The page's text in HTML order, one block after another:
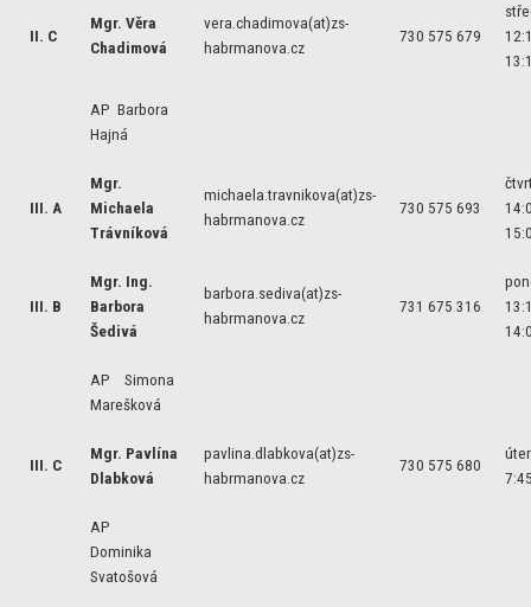
II. C
Mgr. Věra
Chadimová
vera.chadimova(at)zs-
habrmanova.cz
730 575 679
AP Barbora
Hajná
III. A
Mgr.
Michaela
Trávníková
michaela.travnikova(at)zs-
habrmanova.cz
730 575 693
III. B
Mgr. Ing.
Barbora
Šedivá
barbora.sediva(at)zs-
habrmanova.cz
731 675 316
AP Simona
Marešková
III. C
Mgr. Pavlína
Dlabková
pavlina.dlabkova(at)zs-
habrmanova.cz
730 575 680
AP
Dominika
Svatošová